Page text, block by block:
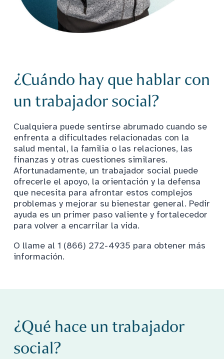
¿Cuándo hay que hablar con
un trabajador social?
Cualquiera puede sentirse abrumado cuando se
enfrenta a dificultades relacionadas con la
salud mental, la familia o las relaciones, las
finanzas y otras cuestiones similares.
Afortunadamente, un trabajador social puede
ofrecerle el apoyo, la orientación y la defensa
que necesita para afrontar estos complejos
problemas y mejorar su bienestar general. Pedir
ayuda es un primer paso valiente y fortalecedor
para volver a encarrilar la vida.
O llame al 1 (866) 272-4935 para obtener más
información.
¿Qué hace un trabajador
social?